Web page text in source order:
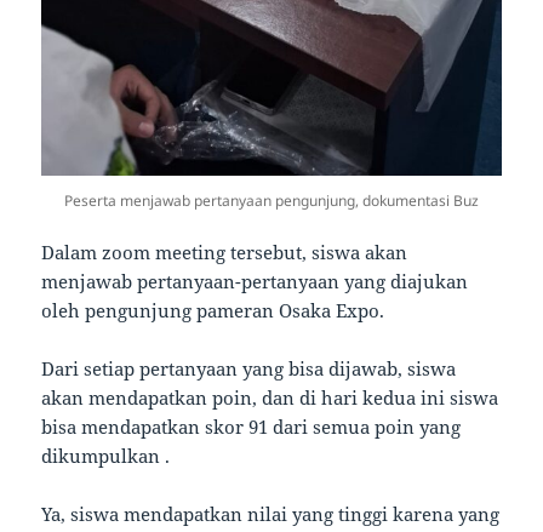
Peserta menjawab pertanyaan pengunjung, dokumentasi Buz
Dalam zoom meeting tersebut, siswa akan
menjawab pertanyaan-pertanyaan yang diajukan
oleh pengunjung pameran Osaka Expo.
Dari setiap pertanyaan yang bisa dijawab, siswa
akan mendapatkan poin, dan di hari kedua ini siswa
bisa mendapatkan skor 91 dari semua poin yang
dikumpulkan .
Ya, siswa mendapatkan nilai yang tinggi karena yang